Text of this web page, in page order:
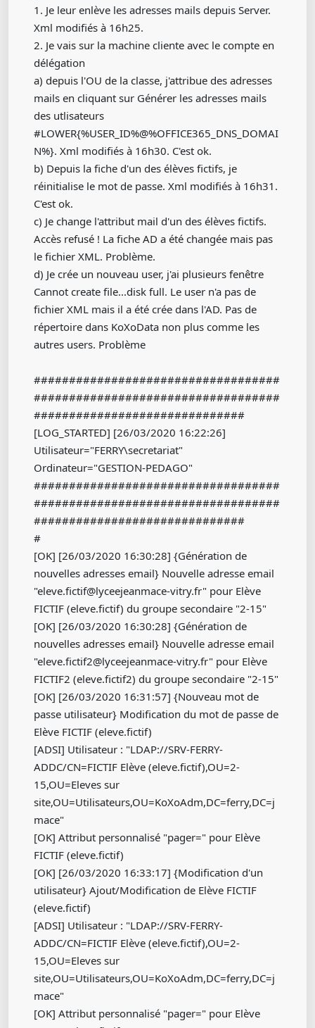
1. Je leur enlève les adresses mails depuis Server.
Xml modifiés à 16h25.
2. Je vais sur la machine cliente avec le compte en
délégation
a) depuis l'OU de la classe, j'attribue des adresses
mails en cliquant sur Générer les adresses mails
des utlisateurs
#LOWER{%USER_ID%@%OFFICE365_DNS_DOMAI
N%}. Xml modifiés à 16h30. C'est ok.
b) Depuis la fiche d'un des élèves fictifs, je
réinitialise le mot de passe. Xml modifiés à 16h31.
C'est ok.
c) Je change l'attribut mail d'un des élèves fictifs.
Accès refusé ! La fiche AD a été changée mais pas
le fichier XML. Problème.
d) Je crée un nouveau user, j'ai plusieurs fenêtre
Cannot create file...disk full. Le user n'a pas de
fichier XML mais il a été crée dans l'AD. Pas de
répertoire dans KoXoData non plus comme les
autres users. Problème
###################################
###################################
##############################
[LOG_STARTED] [26/03/2020 16:22:26]
Utilisateur="FERRY\secretariat"
Ordinateur="GESTION-PEDAGO"
###################################
###################################
##############################
#
[OK] [26/03/2020 16:30:28] {Génération de
nouvelles adresses email} Nouvelle adresse email
"eleve.fictif@lyceejeanmace-vitry.fr" pour Elève
FICTIF (eleve.fictif) du groupe secondaire "2-15"
[OK] [26/03/2020 16:30:28] {Génération de
nouvelles adresses email} Nouvelle adresse email
"eleve.fictif2@lyceejeanmace-vitry.fr" pour Elève
FICTIF2 (eleve.fictif2) du groupe secondaire "2-15"
[OK] [26/03/2020 16:31:57] {Nouveau mot de
passe utilisateur} Modification du mot de passe de
Elève FICTIF (eleve.fictif)
[ADSI] Utilisateur : "LDAP://SRV-FERRY-
ADDC/CN=FICTIF Elève (eleve.fictif),OU=2-
15,OU=Eleves sur
site,OU=Utilisateurs,OU=KoXoAdm,DC=ferry,DC=j
mace"
[OK] Attribut personnalisé "pager=" pour Elève
FICTIF (eleve.fictif)
[OK] [26/03/2020 16:33:17] {Modification d'un
utilisateur} Ajout/Modification de Elève FICTIF
(eleve.fictif)
[ADSI] Utilisateur : "LDAP://SRV-FERRY-
ADDC/CN=FICTIF Elève (eleve.fictif),OU=2-
15,OU=Eleves sur
site,OU=Utilisateurs,OU=KoXoAdm,DC=ferry,DC=j
mace"
[OK] Attribut personnalisé "pager=" pour Elève